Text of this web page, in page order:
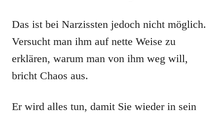
Das ist bei Narzissten jedoch nicht möglich.
Versucht man ihm auf nette Weise zu
erklären, warum man von ihm weg will,
bricht Chaos aus.
Er wird alles tun, damit Sie wieder in sein